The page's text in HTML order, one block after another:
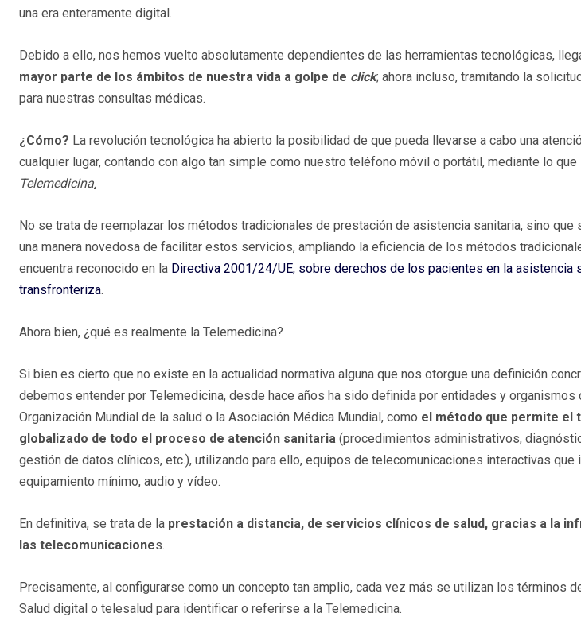
una era enteramente digital.
Debido a ello, nos hemos vuelto absolutamente dependientes de las herramientas tecnológicas,
mayor parte de los ámbitos de nuestra vida a golpe de click; ahora incluso, tramitando la
para nuestras consultas médicas.
¿Cómo? La revolución tecnológica ha abierto la posibilidad de que pueda llevarse a cabo una
cualquier lugar, contando con algo tan simple como nuestro teléfono móvil o portátil, mediante lo
Telemedicina.
No se trata de reemplazar los métodos tradicionales de prestación de asistencia sanitaria, sino que
una manera novedosa de facilitar estos servicios, ampliando la eficiencia de los métodos
encuentra reconocido en la Directiva 2001/24/UE, sobre derechos de los pacientes en la asistencia
transfronteriza.
Ahora bien, ¿qué es realmente la Telemedicina?
Si bien es cierto que no existe en la actualidad normativa alguna que nos otorgue una definición
debemos entender por Telemedicina, desde hace años ha sido definida por entidades y organismos
Organización Mundial de la salud o la Asociación Médica Mundial, como el método que permite el
globalizado de todo el proceso de atención sanitaria (procedimientos administrativos,
gestión de datos clínicos, etc.), utilizando para ello, equipos de telecomunicaciones interactivas que
equipamiento mínimo, audio y vídeo.
En definitiva, se trata de la prestación a distancia, de servicios clínicos de salud, gracias a la
las telecomunicaciones.
Precisamente, al configurarse como un concepto tan amplio, cada vez más se utilizan los términos
Salud digital o telesalud para identificar o referirse a la Telemedicina.